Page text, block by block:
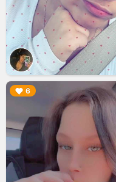
6
▶︎